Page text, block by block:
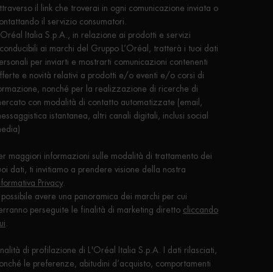
il link che troverai in ogni comunicazione inviata o
il servizio consumatori.
Italia S.p.A., in relazione ai prodotti e servizi
ai marchi del Gruppo L’Oréal, tratterà i tuoi dati
per inviarti e mostrarti comunicazioni contenenti
e novità relativi a prodotti e/o eventi e/o corsi di
nonché per la realizzazione di ricerche di
con modalità di contatto automatizzate (email,
istantanea, altri canali digitali, inclusi social
maggiori informazioni sulle modalità di trattamento dei
dati, ti invitiamo a prendere visione della nostra
Privacy.
possibile avere una panoramica dei marchi per cui
perseguite le finalità di marketing diretto cliccando
di profilazione di L'Oréal Italia S.p.A. I dati rilasciati,
le preferenze, abitudini d’acquisto, comportamenti